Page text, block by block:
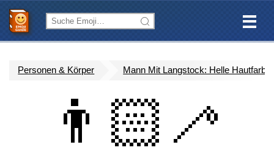
Personen & Körper Mann Mit Langstock: Helle Hautfarbe
👨🏻‍🦯